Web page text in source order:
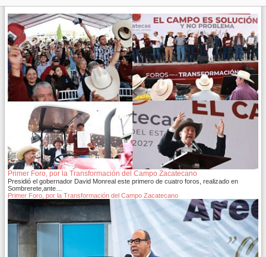
Primer Foro, por la Transformación del Campo Zacatecano
Presidió el gobernador David Monreal este primero de cuatro foros, realizado en
Sombrerete,ante…
Primer Foro, por la Transformación del Campo Zacatecano